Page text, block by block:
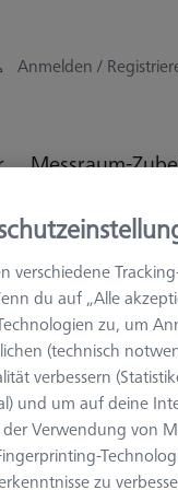
Anmelden /
Messraum-
Aufspannmittel
verschiedene
du auf „Alle
zu, um
(technisch
verbessern
und um auf deine
Verwendung von
zu